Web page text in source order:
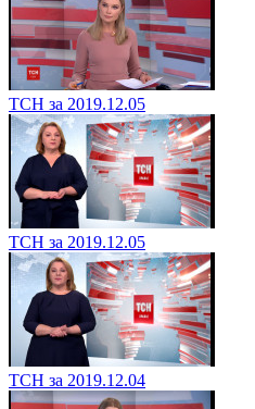
ТСН за 2019.12.05
ТСН за 2019.12.05
ТСН за 2019.12.04